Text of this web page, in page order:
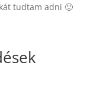
tudtam adni 🙂